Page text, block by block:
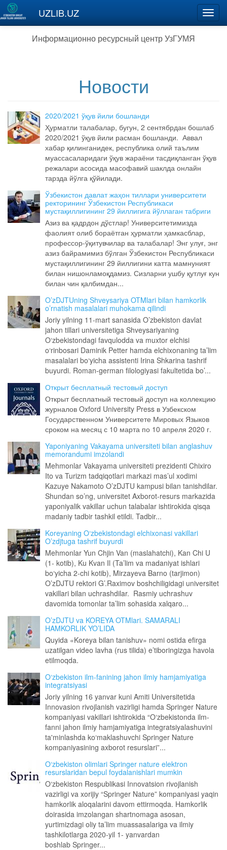
Перейти к основному содержанию
UZLIB.UZ
Информационно ресурсный центр УзГУМЯ
Новости
2020/2021 ўқув йили бошланди
Ҳурматли талабалар, бугун, 2 сентябрдан бошлаб
2020/2021 ўқув йили расман бошланди. Аввал
хабар қилинганидек, республика олий таълим
муассасаларидаги ўқув жараёни тасдиқланган ўқув
режалари асосида масофавий шаклда онлайн
тарзда йўлга қўйилади.
Ўзбекистон давлат жаҳон тиллари университети
ректорининг Ўзбекистон Республикаси
мустақиллигининг 29 йиллигига йўллаган табриги
Азиз ва қадрдон дўстлар! Университетимизда
фаолият олиб бораётган ҳурматли ҳамкасблар,
профессор-ўқитувчилар ва талабалар! Энг улуғ, энг
азиз байрамимиз бўлган Ўзбекистон Республикаси
мустақиллигининг 29 йиллигини катта мамнуният
билан нишонламоқдамиз. Сизларни ушбу қутлуғ кун
билан чин қалбимдан...
O’zDJTUning Shveysariya OTMlari bilan hamkorlik
o’rnatish masalalari muhokama qilindi
Joriy yilning 11-mart sanasida O’zbekiston davlat
jahon tillari universitetiga Shveysariyaning
O‘zbekistondagi favqulodda va muxtor elchisi
o‘rinbosari Daminik Petter hamda elchixonaning ta’lim
masalalari bo‘yicha assistenti Irina Shkarina tashrif
buyurdi. Roman-german filologiyasi fakultetida bo’...
Открыт бесплатный тестовый доступ
Открыт бесплатный тестовый доступ на коллекцию
журналов Oxford University Press в Узбекском
Государственном Университете Мировых Языков
сроком на месяц с 10 марта по 10 апреля 2020 г.
Yaponiyaning Vakayama universiteti bilan anglashuv
memorandumi imzolandi
Mehmonlar Vakayama universiteti prezidenti Chixiro
Ito va Turizm tadqiqotlari markazi mas’ul xodimi
Kazuye Nakamoto O’zDJTU kampusi bilan tanishdilar.
Shundan so’ng, universitet Axborot-resurs markazida
yaponiyalik vakillar uchun talabalar ishtirokida qisqa
madaniy tadbir tashkil etildi. Tadbir...
Koreyaning O‘zbekistondagi elchixonasi vakillari
O’zdjtuga tashrif buyurdi
Mehmonlar Yun Chjin Van (maslahatchi), Kan Chi U
(1- kotib), Ku Kvan Il (Ta’lim va madaniyat ishlari
bo‘yicha 2-chi kotib), Mirzayeva Barno (tarjimon)
O’zDJTU rektori G’.Raximov boshchiligidagi universitet
vakillari bilan uchrashdilar. Rasmiy uchrashuv
davomida tomonlar ta’lim sohasida xalqaro...
O’zDJTU va KOREYA OTMlari. SAMARALI
HAMKORLIK YO’LIDA
Quyida «Koreya bilan tanishuv» nomi ostida efirga
uzatilgan video lavha (rus tilida) e’tiboringizga havola
etilmoqda.
O‘zbekiston ilm-fanining jahon ilmiy hamjamiyatiga
integratsiyasi
Joriy yilning 16 yanvar kuni Amiti Universitetida
Innovasion rivojlanish vazirligi hamda Springer Nature
kompaniyasi vakillari ishtirokida “O‘zbekistonda ilm-
fanni jahon ilmiy hamjamiyatiga integratsiyalashuvini
ta'minlashda ko‘maklashuvchi Springer Nature
kompaniyasining axborot resurslari”...
O‘zbekiston olimlari Springer nature elektron
resurslaridan bepul foydalanishlari mumkin
O‘zbekiston Respublikasi Innovatsion rivojlanish
vazirligi va xorijiy “Springer Nature” kompaniyasi yaqin
hamkorlik aloqalarini davom ettirmoqda. Hamkorlik
doirasida imzolangan shartnomaga asosan,
yurtimizdagi oliy ta’lim muassasalariga va ilmiy
tashkilotlarga 2020-yil 1- yanvardan
boshlab Springer...